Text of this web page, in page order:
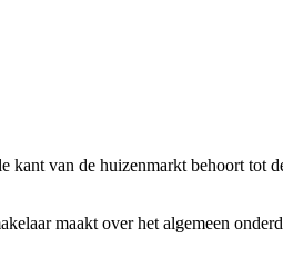
van de huizenmarkt behoort tot
maakt over het algemeen